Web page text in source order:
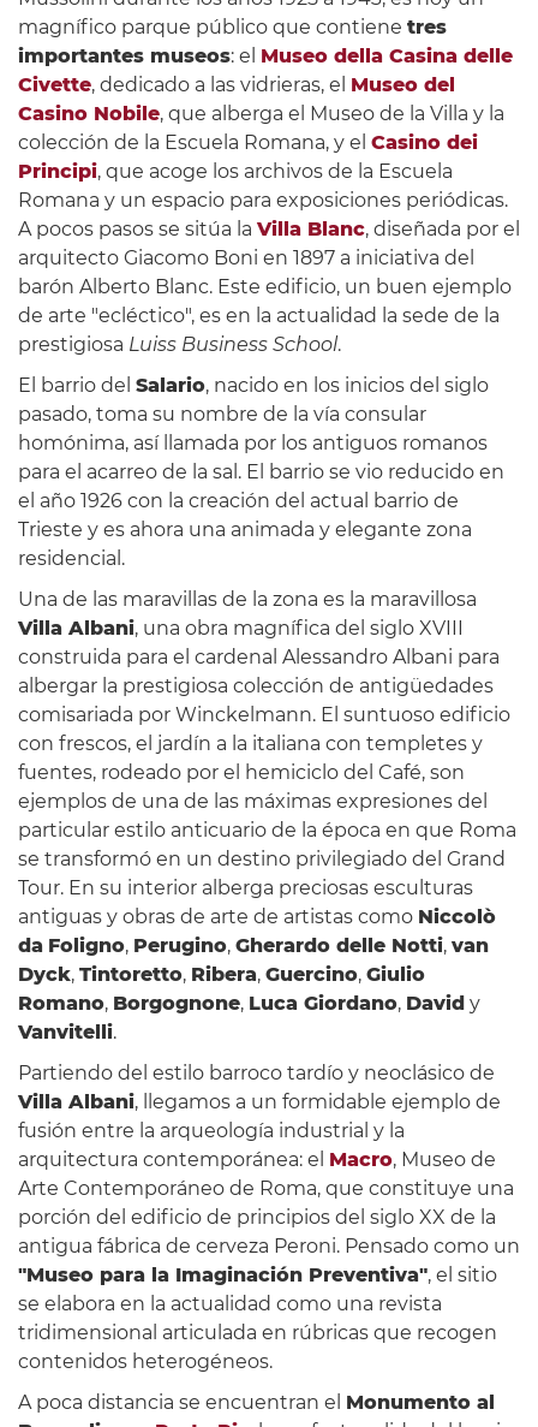
magnífico parque público que contiene tres
importantes museos: el Museo della Casina delle
Civette, dedicado a las vidrieras, el Museo del
Casino Nobile, que alberga el Museo de la Villa y la
colección de la Escuela Romana, y el Casino dei
Principi, que acoge los archivos de la Escuela
Romana y un espacio para exposiciones periódicas.
A pocos pasos se sitúa la Villa Blanc, diseñada por el
arquitecto Giacomo Boni en 1897 a iniciativa del
barón Alberto Blanc. Este edificio, un buen ejemplo
de arte "ecléctico", es en la actualidad la sede de la
prestigiosa Luiss Business School.
El barrio del Salario, nacido en los inicios del siglo
pasado, toma su nombre de la vía consular
homónima, así llamada por los antiguos romanos
para el acarreo de la sal. El barrio se vio reducido en
el año 1926 con la creación del actual barrio de
Trieste y es ahora una animada y elegante zona
residencial.
Una de las maravillas de la zona es la maravillosa
Villa Albani, una obra magnífica del siglo XVIII
construida para el cardenal Alessandro Albani para
albergar la prestigiosa colección de antigüedades
comisariada por Winckelmann. El suntuoso edificio
con frescos, el jardín a la italiana con templetes y
fuentes, rodeado por el hemiciclo del Café, son
ejemplos de una de las máximas expresiones del
particular estilo anticuario de la época en que Roma
se transformó en un destino privilegiado del Grand
Tour. En su interior alberga preciosas esculturas
antiguas y obras de arte de artistas como Niccolò
da Foligno, Perugino, Gherardo delle Notti, van
Dyck, Tintoretto, Ribera, Guercino, Giulio
Romano, Borgognone, Luca Giordano, David y
Vanvitelli.
Partiendo del estilo barroco tardío y neoclásico de
Villa Albani, llegamos a un formidable ejemplo de
fusión entre la arqueología industrial y la
arquitectura contemporánea: el Macro, Museo de
Arte Contemporáneo de Roma, que constituye una
porción del edificio de principios del siglo XX de la
antigua fábrica de cerveza Peroni. Pensado como un
"Museo para la Imaginación Preventiva", el sitio
se elabora en la actualidad como una revista
tridimensional articulada en rúbricas que recogen
contenidos heterogéneos.
A poca distancia se encuentran el Monumento al